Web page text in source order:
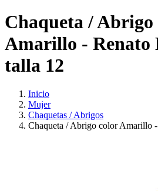
Chaqueta / Abrigo
Amarillo - Renato
talla 12
Inicio
Mujer
Chaquetas / Abrigos
Chaqueta / Abrigo color Amarillo